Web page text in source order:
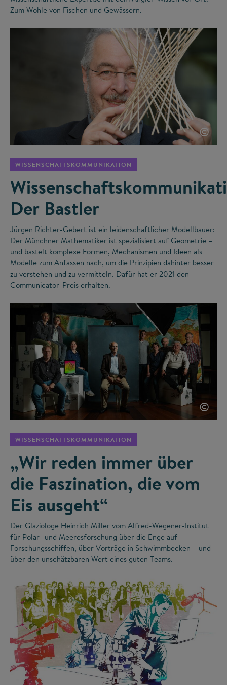
Zum Wohle von Fischen und Gewässern.
©
WISSENSCHAFTSKOMMUNIKATION
Der Bastler
Jürgen Richter-Gebert ist ein leidenschaftlicher Modellbauer:
Der Münchner Mathematiker ist spezialisiert auf Geometrie –
und bastelt komplexe Formen, Mechanismen und Ideen als
Modelle zum Anfassen nach, um die Prinzipien dahinter besser
zu verstehen und zu vermitteln. Dafür hat er 2021 den
Communicator-Preis erhalten.
©
WISSENSCHAFTSKOMMUNIKATION
„Wir reden immer über
die Faszination, die vom
Eis ausgeht“
Der Glaziologe Heinrich Miller vom Alfred-Wegener-Institut
für Polar- und Meeresforschung über die Enge auf
Forschungsschiffen, über Vorträge in Schwimmbecken – und
über den unschätzbaren Wert eines guten Teams.